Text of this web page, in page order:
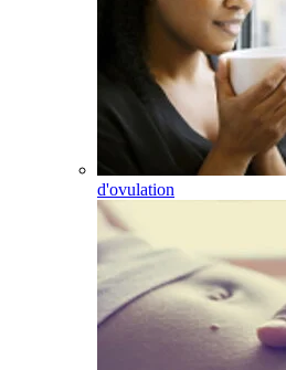
d'ovulation